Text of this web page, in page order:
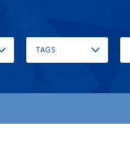
TAGS